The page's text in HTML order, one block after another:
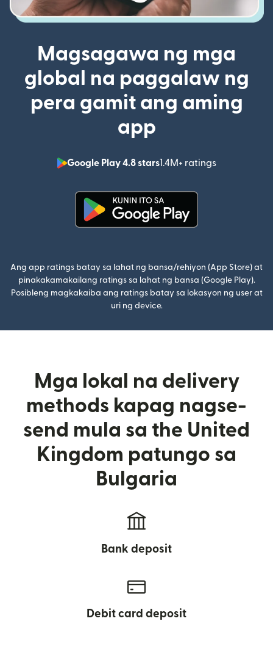
Magsagawa ng mga
global na paggalaw ng
pera gamit ang aming
app
Google Play 4.8 stars1.4M+ ratings
(bubukas
Ang app ratings batay sa lahat ng bansa/rehiyon (App Store) at
pinakakamakailang ratings sa lahat ng bansa (Google Play).
Posibleng magkakaiba ang ratings batay sa lokasyon ng user at
uri ng device.
Mga lokal na delivery
methods kapag nagse-
send mula sa the United
Kingdom patungo sa
Bulgaria
Bank deposit
Debit card deposit